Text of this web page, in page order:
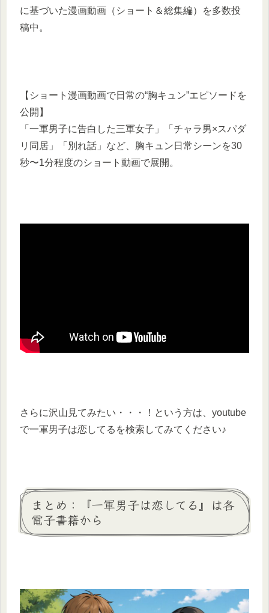
に基づいた漫画動画（ショート＆総集編）を多数投
稿中。
【ショート漫画動画で日常の“胸キュン”エピソードを
公開】
「一軍男子に告白した三軍女子」「チャラ男×スパダ
リ同居」「別れ話」など、胸キュン日常シーンを30
秒〜1分程度のショート動画で展開。
さらに沢山見てみたい・・・！という方は、youtube
で一軍男子は恋してるを検索してみてください♪
まとめ：『一軍男子は恋してる』は各
電子書籍から